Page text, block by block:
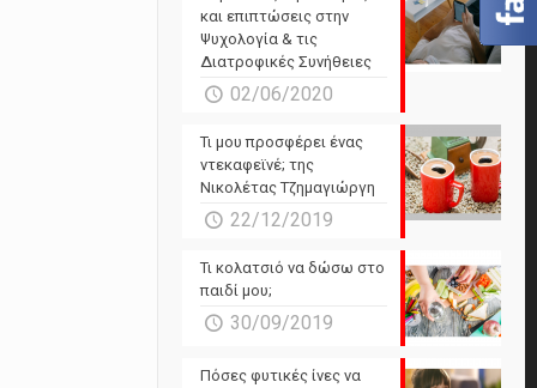
και επιπτώσεις στην
Ψυχολογία & τις
Διατροφικές Συνήθειες
02/06/2020
Τι μου προσφέρει ένας
ντεκαφεϊνέ; της
Νικολέτας Τζημαγιώργη
22/12/2019
Τι κολατσιό να δώσω στο
παιδί μου;
30/09/2019
Πόσες φυτικές ίνες να